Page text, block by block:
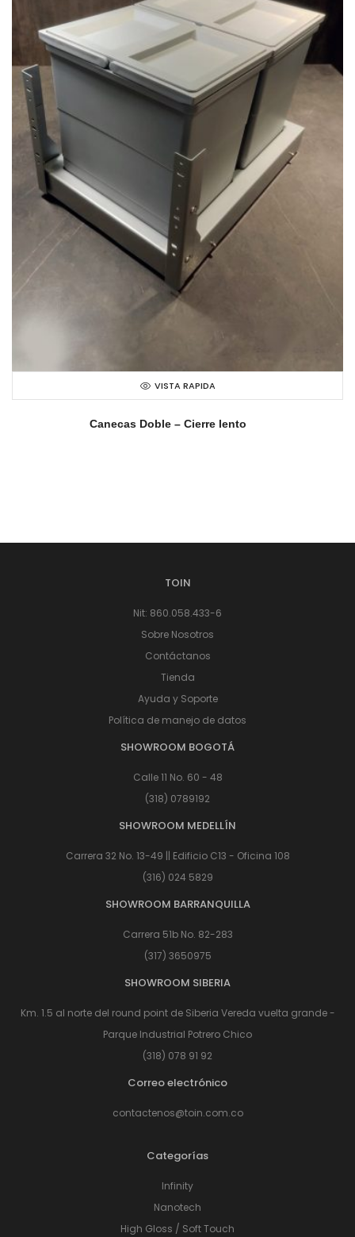
VISTA RAPIDA
Canecas Doble – Cierre lento
TOIN
Nit: 860.058.433-6
Sobre Nosotros
Contáctanos
Tienda
Ayuda y Soporte
Política de manejo de datos
SHOWROOM BOGOTÁ
Calle 11 No. 60 - 48
(318) 0789192
SHOWROOM MEDELLÍN
Carrera 32 No. 13-49 || Edificio C13 - Oficina 108
(316) 024 5829
SHOWROOM BARRANQUILLA
Carrera 51b No. 82-283
(317) 3650975
SHOWROOM SIBERIA
Km. 1.5 al norte del round point de Siberia Vereda vuelta grande -
Parque Industrial Potrero Chico
(318) 078 91 92
Correo electrónico
contactenos@toin.com.co
Categorías
Infinity
Nanotech
High Gloss / Soft Touch